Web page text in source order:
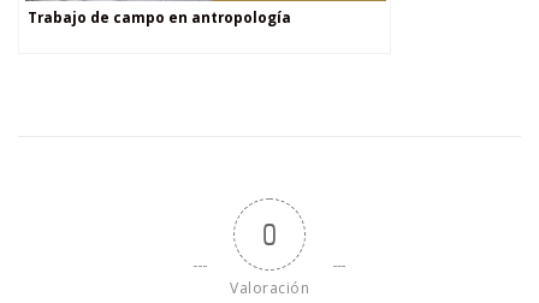
Trabajo de campo en antropología
0
Valoración